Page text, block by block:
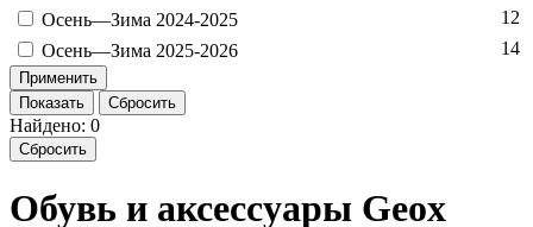
Осень—Зи­ма 2024-2025
12
Осень—Зи­ма 2025-2026
14
Показать Сбросить
Найдено: 0
Сбросить
Обувь и аксессуары Geox